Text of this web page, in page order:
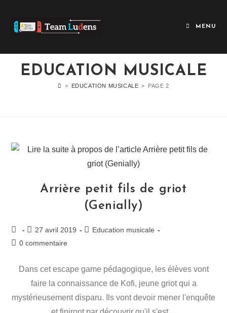
MENU
EDUCATION MUSICALE
> EDUCATION MUSICALE > PAGE 2
Arrière petit fils de griot
(Genially)
27 avril 2019
Education musicale
0 commentaire
Dans cet escape game pédagogique, les élèves vont
faire la connaissance de Kofi, jeune griot qui a
mystérieusement disparu. Ils vont devoir mener l'enquête